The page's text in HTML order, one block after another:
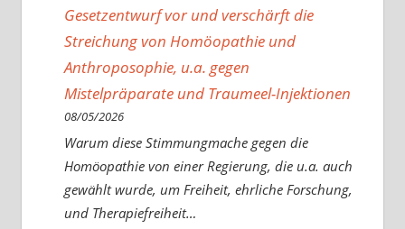
Gesetzentwurf vor und verschärft die
Streichung von Homöopathie und
Anthroposophie, u.a. gegen
Mistelpräparate und Traumeel-Injektionen
08/05/2026
Warum diese Stimmungmache gegen die
Homöopathie von einer Regierung, die u.a. auch
gewählt wurde, um Freiheit, ehrliche Forschung,
und Therapiefreiheit…